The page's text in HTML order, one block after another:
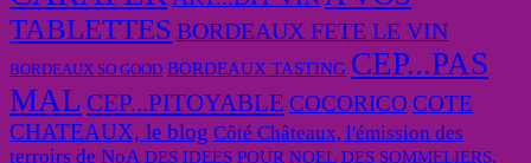
TABLETTES BORDEAUX FETE LE VIN
BORDEAUX SO GOOD BORDEAUX TASTING CEP...PAS
MAL CEP...PITOYABLE COCORICO COTE
CHATEAUX, le blog Côté Châteaux, l'émission des
terroirs de NoA DES IDEES POUR NOEL DES SOMMELIERS,